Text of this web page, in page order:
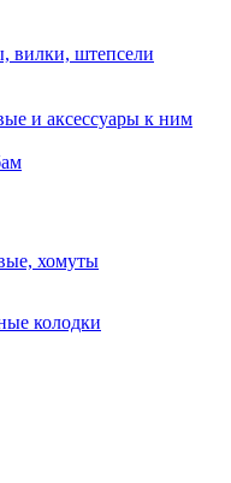
вилки, штепсели
и аксессуары к ним
хомуты
колодки